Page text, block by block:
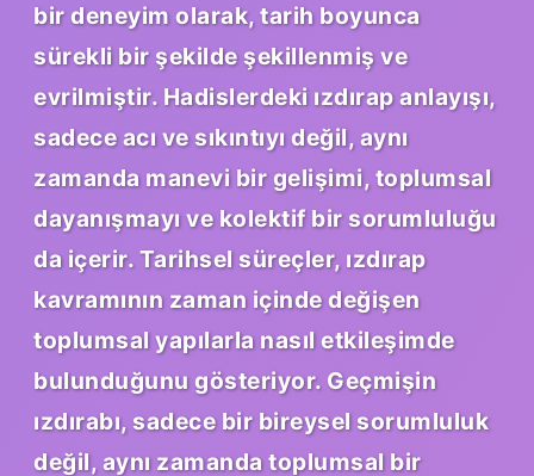
bir deneyim olarak, tarih boyunca
sürekli bir şekilde şekillenmiş ve
evrilmiştir.Hadislerdeki ızdırap anlayışı,
sadece acı ve sıkıntıyı değil, aynı
zamanda manevi bir gelişimi, toplumsal
dayanışmayı ve kolektif bir sorumluluğu
da içerir. Tarihsel süreçler, ızdırap
kavramının zaman içinde değişen
toplumsal yapılarla nasıl etkileşimde
bulunduğunu gösteriyor. Geçmişin
ızdırabı, sadece bir bireysel sorumluluk
değil, aynı zamanda toplumsal bir